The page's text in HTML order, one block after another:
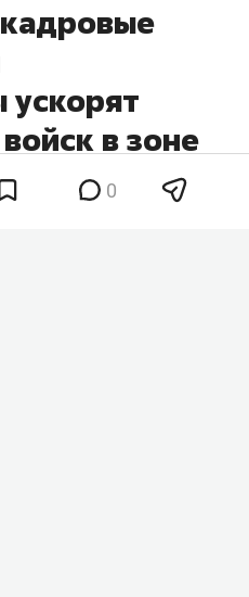
в зоне
0